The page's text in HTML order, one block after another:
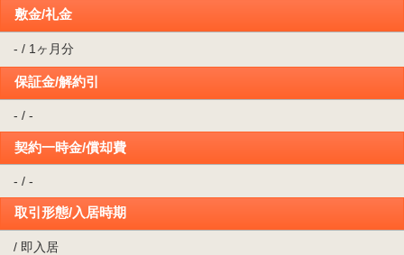
敷金/礼金
- / 1ヶ月分
保証金/解約引
- / -
契約一時金/償却費
- / -
取引形態/入居時期
/ 即入居